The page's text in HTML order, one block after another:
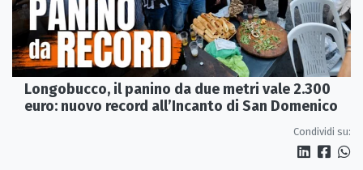
Longobucco, il panino da due metri vale 2.300
euro: nuovo record all’Incanto di San Domenico
Condividi su: